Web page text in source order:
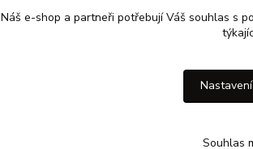
Náš e-shop a partneři potřebují Váš souhlas s
Nastavení
Souhlas